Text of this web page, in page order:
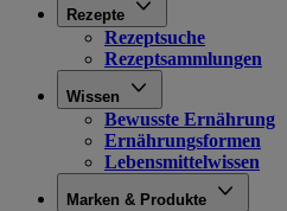
Rezepte
Rezeptsuche
Rezeptsammlungen
Wissen
Bewusste Ernährung
Ernährungsformen
Lebensmittelwissen
Marken & Produkte